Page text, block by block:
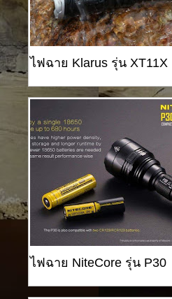
ไฟฉาย Klarus รุ่น XT11X
ไฟฉาย NiteCore รุ่น P30